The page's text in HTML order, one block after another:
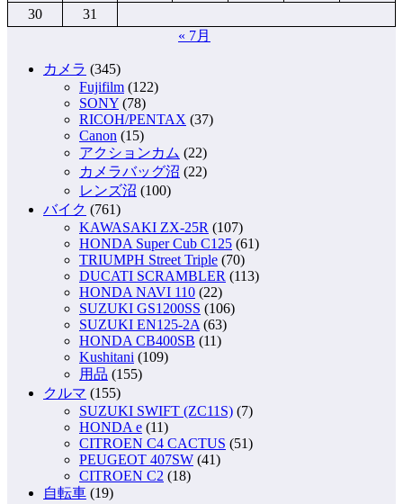
30
31
« 7月
カメラ (345)
Fujifilm (122)
SONY (78)
RICOH/PENTAX (37)
Canon (15)
アクションカム (22)
カメラバッグ沼 (22)
レンズ沼 (100)
バイク (761)
KAWASAKI ZX-25R (107)
HONDA Super Cub C125 (61)
TRIUMPH Street Triple (70)
DUCATI SCRAMBLER (113)
HONDA NAVI 110 (22)
SUZUKI GS1200SS (106)
SUZUKI EN125-2A (63)
HONDA CB400SB (11)
Kushitani (109)
用品 (155)
クルマ (155)
SUZUKI SWIFT (ZC11S) (7)
HONDA e (11)
CITROEN C4 CACTUS (51)
PEUGEOT 407SW (41)
CITROEN C2 (18)
自転車 (19)